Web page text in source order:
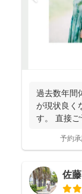
過去数年間
が現状良く
す。 直接
予約承
佐